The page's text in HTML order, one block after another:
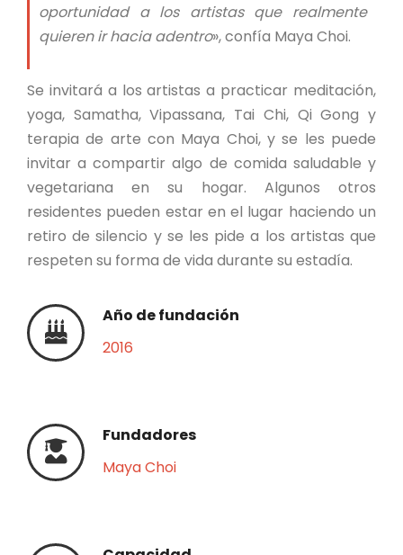
oportunidad a los artistas que realmente
quieren ir hacia adentro», confía Maya Choi.
Se invitará a los artistas a practicar meditación,
yoga, Samatha, Vipassana, Tai Chi, Qi Gong y
terapia de arte con Maya Choi, y se les puede
invitar a compartir algo de comida saludable y
vegetariana en su hogar. Algunos otros
residentes pueden estar en el lugar haciendo un
retiro de silencio y se les pide a los artistas que
respeten su forma de vida durante su estadía.
Año de fundación
2016
Fundadores
Maya Choi